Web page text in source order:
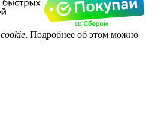
cookie. Подробнее об этом можно